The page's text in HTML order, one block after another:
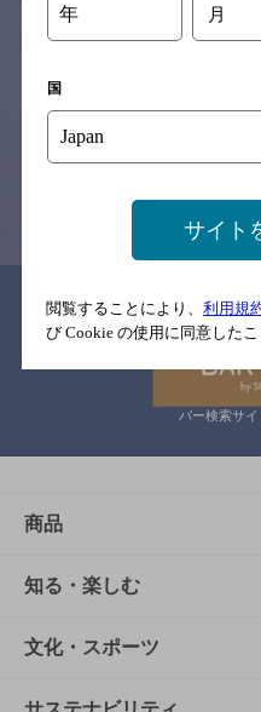
※それぞれのお店のメニューや
予告なしに変更さ
念のためお店にご確認の上ご
情報提
関
バー検索サイ
商品
商品TOP
商品一覧
商品発売情報
知る・楽しむ
知る・楽しむTOP
キャンペーン
文化・スポーツ
年 月
国
サイト
閲覧することにより、 利用規
び Cookie の使用に同意したこ